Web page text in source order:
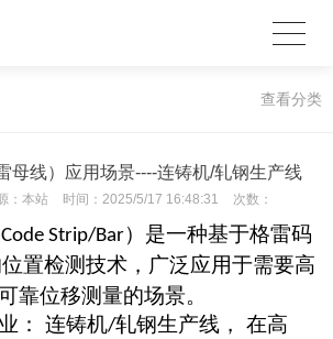
查看分类
母线）应用场景----连铸机/轧钢生产线
： 本站 时间： 2025/5/17 16:48:31 次数：
Strip/Bar）是一种基于格雷码
置检测技术，广泛应用于需要高
靠位移测量的场景。
： 连铸机/轧钢生产线， 在高